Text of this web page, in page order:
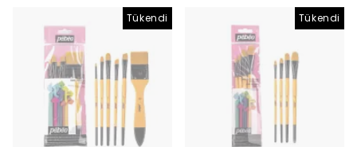
Tükendi Tükendi